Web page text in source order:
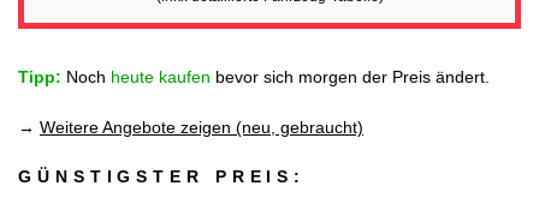
Tipp: Noch heute kaufen bevor sich morgen der Preis ändert.
→ Weitere Angebote zeigen (neu, gebraucht)
GÜNSTIGSTER PREIS: